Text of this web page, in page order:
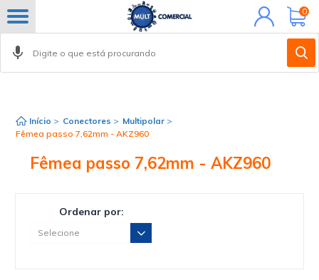
Minha
conta
0
Início > Conectores > Multipolar >
Fêmea passo 7,62mm - AKZ960
Fêmea passo 7,62mm - AKZ960
Ordenar por: